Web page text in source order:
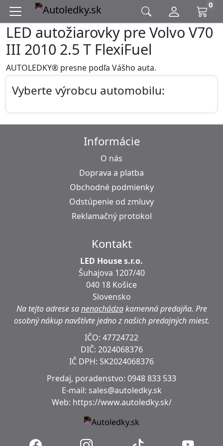
0
LED autožiarovky pre Volvo V70
III 2010 2.5 T FlexiFuel
AUTOLEDKY® presne podľa Vášho auta.
Vyberte výrobcu automobilu:
Informácie
O nás
Doprava a platba
Obchodné podmienky
Odstúpenie od zmluvy
Reklamačný protokol
Kontakt
LED House s.r.o.
Šuhajova 1207/40
040 18 Košice
Slovensko
Na tejto adrese sanenachádzakamenná predajňa. Pre
osobný nákup navštívte jedno z našich predajných miest.
IČO: 47724722
DIČ: 2024068376
IČ DPH: SK2024068376
Predaj, poradenstvo: 0948 833 533
E-mail: sales@autoledky.sk
Web: https://www.autoledky.sk/